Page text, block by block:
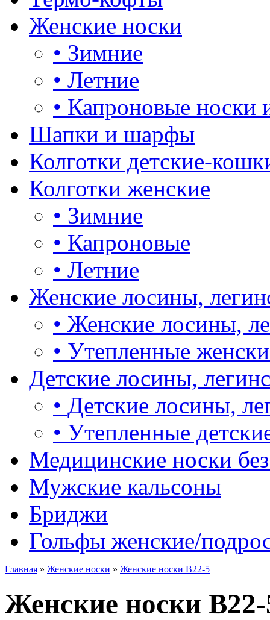
Женские носки
• Зимние
• Летние
• Капроновые носки
Шапки и шарфы
Колготки детские-
Колготки женские
• Зимние
• Капроновые
• Летние
Женские лосины,
• Женские лосины,
• Утепленные
Детские лосины,
• Детские лосины,
• Утепленные
Медицинские носки
Мужские кальсоны
Бриджи
Гольфы женские/
Главная » Женские носки » Женские носки B22-5
Женские носки